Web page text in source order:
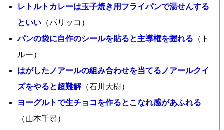
レトルトカレーは玉子焼き用フライパンで湯せんする
といい （パリッコ）
パンの袋に自作のシールを貼ると主導権を握れる （ト
ルー）
はがしたノアールの組み合わせを当てるノアールクイ
ズをやると超難解（石川大樹）
ヨーグルトで生チョコを作るとこなれ感があふれる
（山本千尋）